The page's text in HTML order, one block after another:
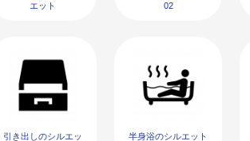
エット
02
引き出しのシルエッ
半身浴のシルエット